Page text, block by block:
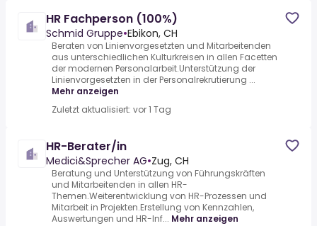
HR Fachperson (100%)
Schmid Gruppe•Ebikon, CH
Beraten von Linienvorgesetzten und Mitarbeitenden
aus unterschiedlichen Kulturkreisen in allen Facetten
der modernen Personalarbeit.Unterstützung der
Linienvorgesetzten in der Personalrekrutierung ...
Mehr anzeigen
Zuletzt aktualisiert: vor 1 Tag
HR-Berater/in
Medici&Sprecher AG•Zug, CH
Beratung und Unterstützung von Führungskräften
und Mitarbeitenden in allen HR-
Themen.Weiterentwicklung von HR-Prozessen und
Mitarbeit in Projekten.Erstellung von Kennzahlen,
Auswertungen und HR-Inf... Mehr anzeigen